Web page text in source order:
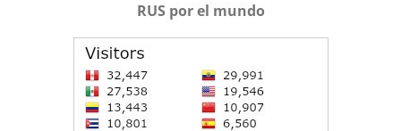
RUS por el mundo